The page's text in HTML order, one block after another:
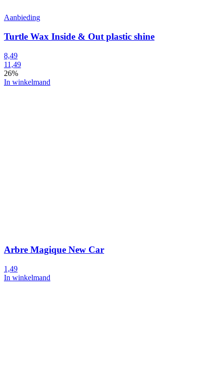
Aanbieding
Turtle Wax Inside & Out plastic shine
8,49
11,49
26%
In winkelmand
Arbre Magique New Car
1,49
In winkelmand